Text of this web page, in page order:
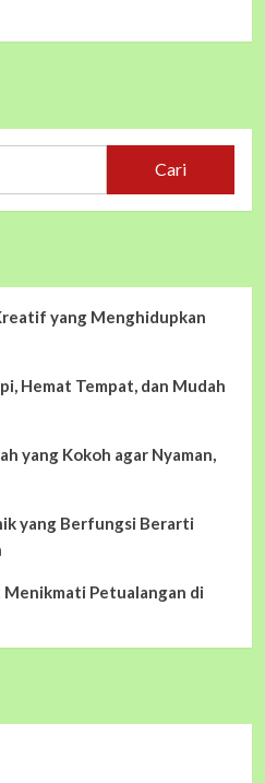
Cari
yang Menghidupkan
Hemat Tempat, dan Mudah
yang Kokoh agar Nyaman,
yang Berfungsi Berarti
Menikmati Petualangan di